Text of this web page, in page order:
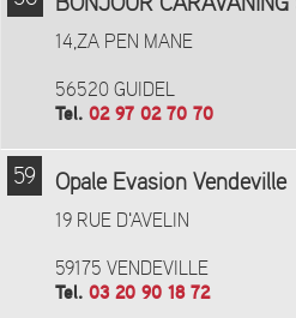
BONJOUR CARAVANING
14,ZA PEN MANE
56520 GUIDEL
Tel. 02 97 02 70 70
59 Opale Evasion Vendeville
19 RUE D'AVELIN
59175 VENDEVILLE
Tel. 03 20 90 18 72